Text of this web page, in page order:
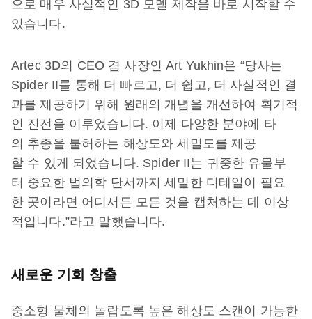
으로 매우 사실적인 3D 모델 제작을 바로 시작할 수
있습니다.
Artec 3D의 CEO 겸 사장인 Art Yukhin은 “당사는
Spider II를 통해 더 빠르고, 더 쉽고, 더 사실적인 결
과를 제공하기 위해 원래의 개념을 개선하여 획기적
인 진전을 이루었습니다. 이제 다양한 분야에 타
의 추종을 불허하는 해상도와 세밀도를 제공
할 수 있게 되었습니다. Spider II는 귀중한 유물부
터 중요한 법의학 단서까지 세밀한 디테일이 필요
한 곳이라면 어디서든 모든 것을 캡처하는 데 이상
적입니다.”라고 말했습니다.
새로운 기회 창출
중소형 물체의 놀랍도록 높은 해상도 스캔이 가능한